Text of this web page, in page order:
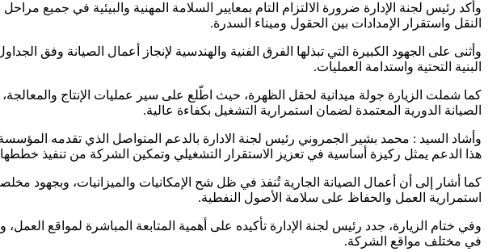
وأكد رئيس لجنة الإدارة ضرورة الالتزام التام بمعايير السلامة المهنية والبيئية في جميع
النقل واستقرار الإمدادات بين الحقول وميناء السدرة.
وأثنى على الجهود الكبيرة التي تبذلها الفرق الفنية والهندسية لإنجاز أعمال الصيانة وفق
البنية التحتية واستدامة العمليات.
كما شملت الزيارة جولة ميدانية لحقل الظهرة، حيث اطّلع على سير عمليات الإنتاج والمعالجة،
الصيانة الدورية المعتمدة لضمان استمرارية التشغيل بكفاءة عالية.
وأشاد السيد : محمد بشير الجمروني رئيس لجنة الادارة بالدعم المتواصل الذي تقدمه
هذا الدعم يمثل ركيزة أساسية في تعزيز الاستقرار التشغيلي وتمكين الشركة من تنفيذ خططها
كما أشار إلى أن أعمال الصيانة الجارية تُنفذ في ظل شح الإمكانيات والميزانيات،
استمرارية العمل والحفاظ على سلامة الأصول النفطية.
وفي ختام الزيارة، جدد رئيس لجنة الإدارة تأكيده على أهمية المتابعة المباشرة لمواقع
في مختلف مواقع الشركة.